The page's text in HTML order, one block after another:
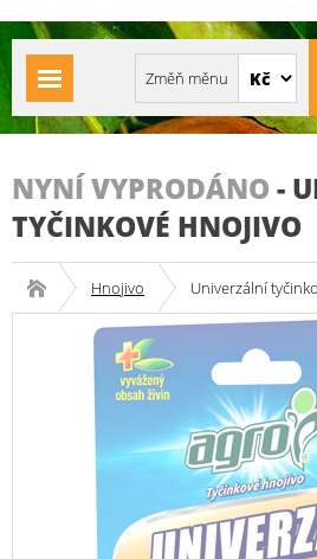
NYNÍ VYPRODÁNO -
TYČINKOVÉ HNOJIVO
Hnojivo Univerzální